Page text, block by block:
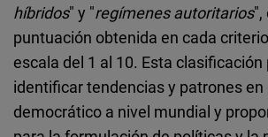
híbridos" y "regímenes autoritarios",
puntuación obtenida en cada
escala del 1 al 10. Esta
identificar tendencias y patrones
democrático a nivel mundial y